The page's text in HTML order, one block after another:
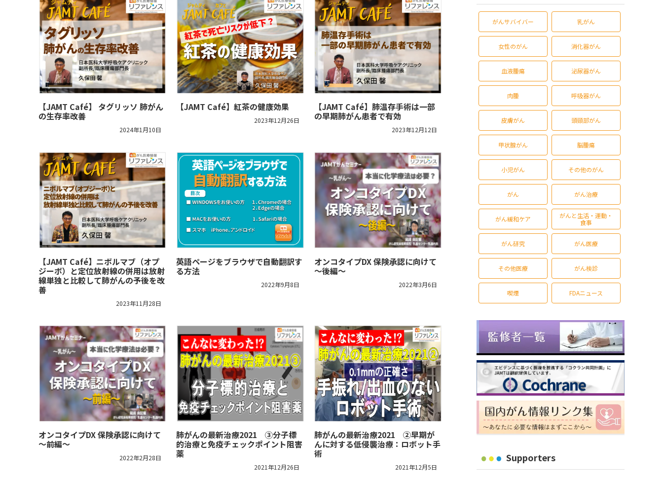
【JAMT Café】 タグリッソ 肺がん
の生存率改善
2024年1月10日
【JAMT Café】紅茶の健康効果
2023年12月26日
【JAMT Café】肺温存手術は一部
の早期肺がん患者で有効
2023年12月12日
【JAMT Café】ニボルマブ（オプ
ジーボ）と定位放射線の併用は放射
線単独と比較して肺がんの予後を改
善
2023年11月28日
英語ページをブラウザで自動翻訳す
る方法
2022年9月8日
オンコタイプDX 保険承認に向けて
～後編～
2022年3月6日
オンコタイプDX 保険承認に向けて
～前編～
2022年2月28日
肺がんの最新治療2021 ③分子標
的治療と免疫チェックポイント阻害
薬
2021年12月26日
肺がんの最新治療2021 ②早期が
んに対する低侵襲治療：ロボット手
術
2021年12月5日
がんサバイバー 乳がん
女性のがん 消化器がん
血液腫瘍 泌尿器がん
肉腫 呼吸器がん
皮膚がん 頭頸部がん
甲状腺がん 脳腫瘍
小児がん その他のがん
がん がん治療
がん緩和ケア
がんと生活・運動・
食事
がん研究 がん医療
その他医療 がん検診
喫煙 FDAニュース
Supporters